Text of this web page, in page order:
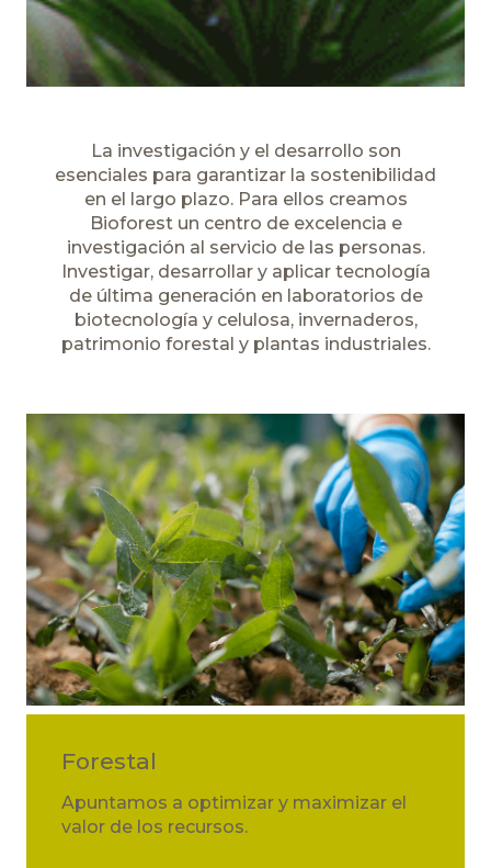
La investigación y el desarrollo son
esenciales para garantizar la sostenibilidad
en el largo plazo. Para ellos creamos
Bioforest un centro de excelencia e
investigación al servicio de las personas.
Investigar, desarrollar y aplicar tecnología
de última generación en laboratorios de
biotecnología y celulosa, invernaderos,
patrimonio forestal y plantas industriales.
Forestal
Apuntamos a optimizar y maximizar el
valor de los recursos.